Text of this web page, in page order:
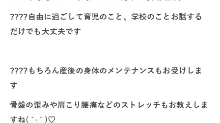
????︎︎︎︎自由に過ごして育児のこと、学校のことお話する
だけでも大丈夫です
????もちろん産後の身体のメンテナンスもお受けしま
す
骨盤の歪みや肩こり腰痛などのストレッチもお教えしま
すね( ´͈ ᵕ `͈ )♡